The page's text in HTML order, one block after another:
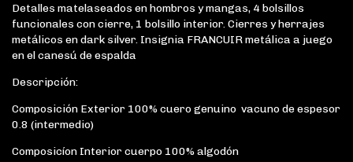
Detalles matelaseados en hombros y mangas, 4 bolsillos
funcionales con cierre, 1 bolsillo interior. Cierres y herrajes
metálicos en dark silver. Insignia FRANCUIR metálica a juego
en el canesú de espalda
Descripción:
Composición Exterior 100% cuero genuino vacuno de espesor
0.8 (intermedio)
Composicíon Interior cuerpo 100% algodón